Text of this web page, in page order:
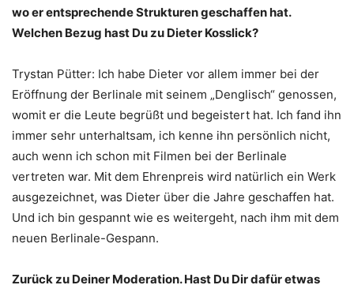
wo er entsprechende Strukturen geschaffen hat.
Welchen Bezug hast Du zu Dieter Kosslick?
Trystan Pütter: Ich habe Dieter vor allem immer bei der
Eröffnung der Berlinale mit seinem „Denglisch“ genossen,
womit er die Leute begrüßt und begeistert hat. Ich fand ihn
immer sehr unterhaltsam, ich kenne ihn persönlich nicht,
auch wenn ich schon mit Filmen bei der Berlinale
vertreten war. Mit dem Ehrenpreis wird natürlich ein Werk
ausgezeichnet, was Dieter über die Jahre geschaffen hat.
Und ich bin gespannt wie es weitergeht, nach ihm mit dem
neuen Berlinale-Gespann.
Zurück zu Deiner Moderation. Hast Du Dir dafür etwas